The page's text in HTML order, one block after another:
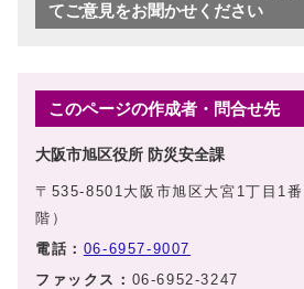
てご意見をお聞かせください
このページの作成者・問合せ先
大阪市旭区役所 防災安全課
〒535-8501大阪市旭区大宮1丁目1
階）
電話： 06-6957-9007
ファックス： 06-6952-3247